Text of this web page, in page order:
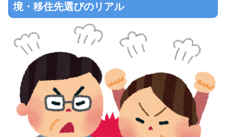
境・移住先選びのリアル